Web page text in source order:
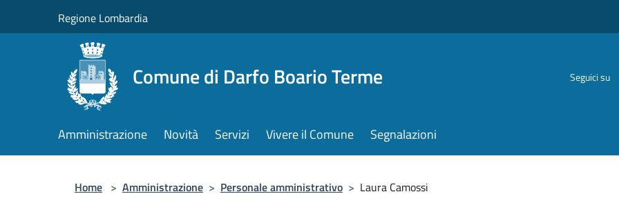
Regione Lombardia
Comune di Darfo Boario Terme Seguici su
Amministrazione Novità Servizi Vivere il Comune Segnalazioni
Home > Amministrazione > Personale amministrativo > Laura Camossi